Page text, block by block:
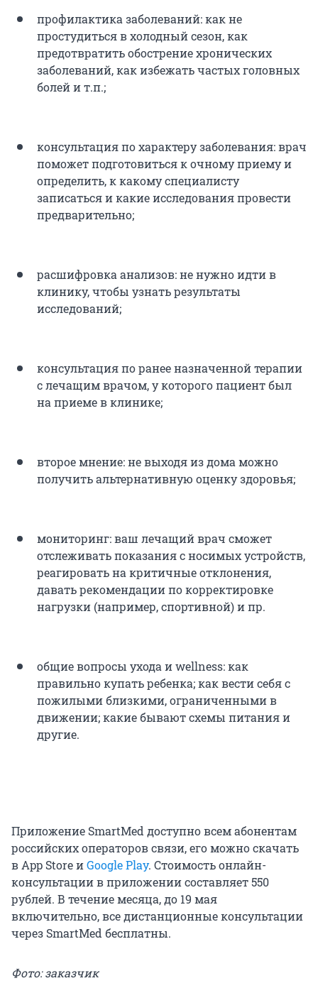
профилактика заболеваний: как не
простудиться в холодный сезон, как
предотвратить обострение хронических
заболеваний, как избежать частых головных
болей и т.п.;
консультация по характеру заболевания: врач
поможет подготовиться к очному приему и
определить, к какому специалисту
записаться и какие исследования провести
предварительно;
расшифровка анализов: не нужно идти в
клинику, чтобы узнать результаты
исследований;
консультация по ранее назначенной терапии
с лечащим врачом, у которого пациент был
на приеме в клинике;
второе мнение: не выходя из дома можно
получить альтернативную оценку здоровья;
мониторинг: ваш лечащий врач сможет
отслеживать показания с носимых устройств,
реагировать на критичные отклонения,
давать рекомендации по корректировке
нагрузки (например, спортивной) и пр.
общие вопросы ухода и wellness: как
правильно купать ребенка; как вести себя с
пожилыми близкими, ограниченными в
движении; какие бывают схемы питания и
другие.
Приложение SmartMed доступно всем абонентам
российских операторов связи, его можно скачать
в App Store иGoogle Play. Стоимость онлайн-
консультации в приложении составляет 550
рублей. В течение месяца, до 19 мая
включительно, все дистанционные консультации
через SmartMed бесплатны.
Фото: заказчик